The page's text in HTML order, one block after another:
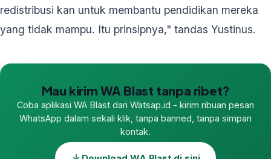
redistribusi kan untuk membantu pendidikan mereka
yang tidak mampu. Itu prinsipnya," tandas Yustinus.
Mau kirim WA Blast tanpa ribet?
Coba aplikasi WA Blast dari Watsap.id - kirim ribuan pesan
WhatsApp dalam sekali klik, tanpa banned, tanpa simpan
kontak.